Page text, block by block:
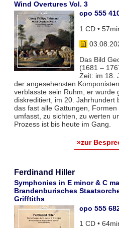
Wind Overtures Vol. 3
cpo 555
1 CD •
Das Bild
(1681 –
Zeit: im 18.
der angesehensten
verblasste sein Ruhm, er wurde
diskreditiert, im 20. Jahrhundert
das fast alle Gattungen,
umfasst, zu sichten, zu werten
Prozess ist bis heute im Gang.
»zur
Ferdinand Hiller
Symphonies in E minor & C
Brandenburisches
Grifftiths
cpo 555
1 CD •